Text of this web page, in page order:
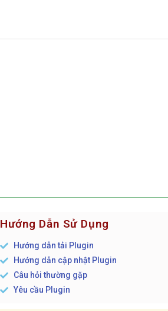
Hướng Dẫn Sử Dụng
Hướng dẫn tải Plugin
Hướng dẫn cập nhật Plugin
Câu hỏi thường gặp
Yêu cầu Plugin